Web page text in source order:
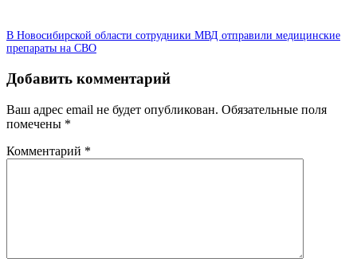
В Новосибирской области сотрудники МВД отправили медицинские
препараты на СВО
Добавить комментарий
Ваш адрес email не будет опубликован. Обязательные поля
помечены *
Комментарий *